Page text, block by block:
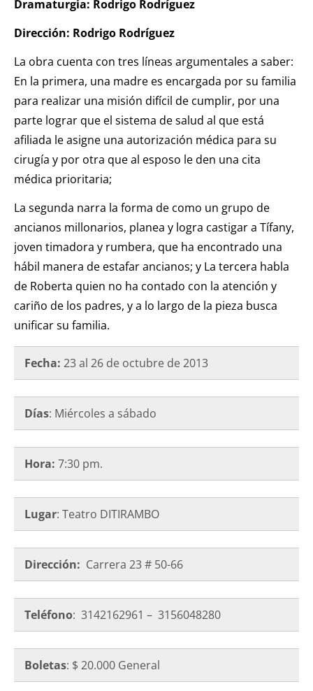
Dramaturgia: Rodrigo Rodríguez
Dirección: Rodrigo Rodríguez
La obra cuenta con tres líneas argumentales a saber:
En la primera, una madre es encargada por su familia
para realizar una misión difícil de cumplir, por una
parte lograr que el sistema de salud al que está
afiliada le asigne una autorización médica para su
cirugía y por otra que al esposo le den una cita
médica prioritaria;
La segunda narra la forma de como un grupo de
ancianos millonarios, planea y logra castigar a Tífany,
joven timadora y rumbera, que ha encontrado una
hábil manera de estafar ancianos; y La tercera habla
de Roberta quien no ha contado con la atención y
cariño de los padres, y a lo largo de la pieza busca
unificar su familia.
Fecha: 23 al 26 de octubre de2013
Días: Miércoles a sábado
Hora: 7:30 pm.
Lugar: Teatro DITIRAMBO
Dirección: Carrera 23 # 50-66
Teléfono: 3142162961 – 3156048280
Boletas: $ 20.000 General